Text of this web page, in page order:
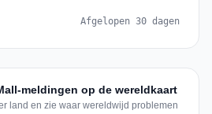
Afgelopen 30 dagen
meldingen op de wereldkaart
land en zie waar wereldwijd problemen